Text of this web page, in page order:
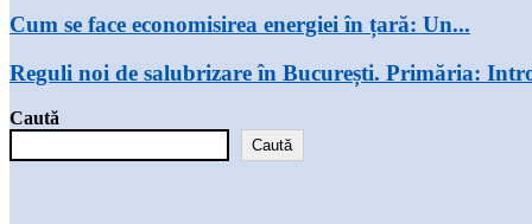
Cum se face economisirea energiei în țară: Un...
Reguli noi de salubrizare în București. Primăria:
Caută
Caută